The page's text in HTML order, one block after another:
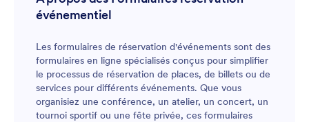
événementiel
Les formulaires de réservation d'événements sont des
formulaires en ligne spécialisés conçus pour simplifier
le processus de réservation de places, de billets ou de
services pour différents événements. Que vous
organisiez une conférence, un atelier, un concert, un
tournoi sportif ou une fête privée, ces formulaires